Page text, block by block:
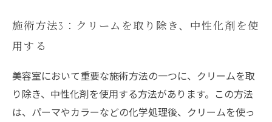
施術方法3：クリームを取り除き、中性化剤を使
用する
美容室において重要な施術方法の一つに、クリームを取
り除き、中性化剤を使用する方法があります。この方法
は、パーマやカラーなどの化学処理後、クリームを使っ